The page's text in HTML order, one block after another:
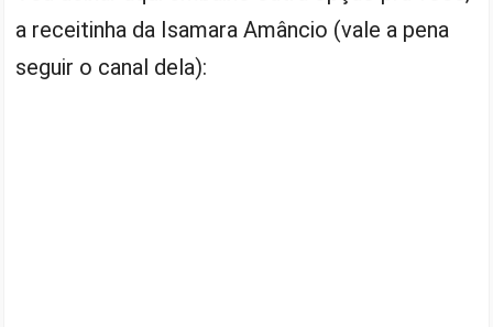
a receitinha da Isamara Amâncio (vale a pena
seguir o canal dela):